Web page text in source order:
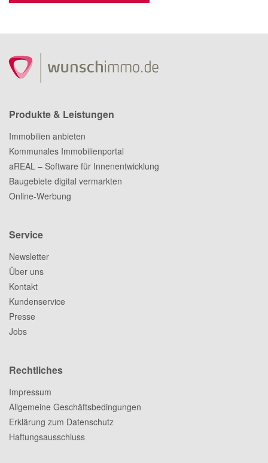
Produkte & Leistungen
Immobilien anbieten
Kommunales Immobilienportal
aREAL – Software für Innenentwicklung
Baugebiete digital vermarkten
Online-Werbung
Service
Newsletter
Über uns
Kontakt
Kundenservice
Presse
Jobs
Rechtliches
Impressum
Allgemeine Geschäftsbedingungen
Erklärung zum Datenschutz
Haftungsausschluss